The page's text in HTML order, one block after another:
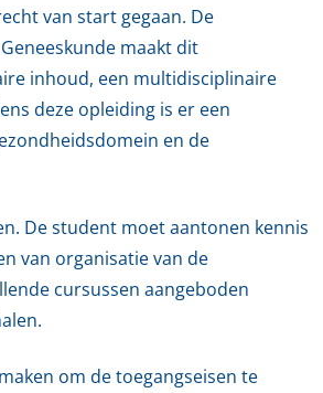
van start gegaan. De
maakt dit
inhoud, een multidisciplinaire
deze opleiding is er een
en de
De student moet aantonen kennis
van organisatie van de
cursussen aangeboden
om de toegangseisen te